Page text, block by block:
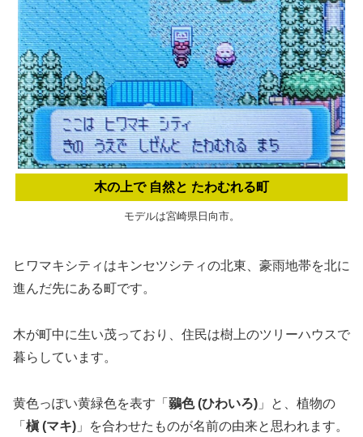
木の上で 自然と たわむれる町
モデルは宮崎県日向市。
ヒワマキシティはキンセツシティの北東、豪雨地帯を北に
進んだ先にある町です。
木が町中に生い茂っており、住民は樹上のツリーハウスで
暮らしています。
黄色っぽい黄緑色を表す「 鶸色 (ひわいろ) 」と、植物の
「 槇 (マキ) 」を合わせたものが名前の由来と思われます。